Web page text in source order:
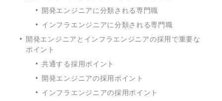
開発エンジニアに分類される専門職
インフラエンジニアに分類される専門職
開発エンジニアとインフラエンジニアの採用で重要な
ポイント
共通する採用ポイント
開発エンジニアの採用ポイント
インフラエンジニアの採用ポイント